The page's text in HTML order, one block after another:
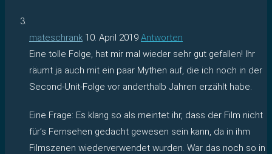
mateschrank 10. April 2019 Antworten
Eine tolle Folge, hat mir mal wieder sehr gut gefallen! Ihr
räumt ja auch mit ein paar Mythen auf, die ich noch in der
Second-Unit-Folge vor anderthalb Jahren erzählt habe.
Eine Frage: Es klang so als meintet ihr, dass der Film nicht
für’s Fernsehen gedacht gewesen sein kann, da in ihm
Filmszenen wiederverwendet wurden. War das noch so in